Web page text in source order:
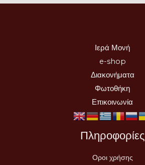
Ιερά Μονή
e-shop
Διακονήματα
Φωτοθήκη
Επικοινωνία
Πληροφορίες
Οροι χρήσης